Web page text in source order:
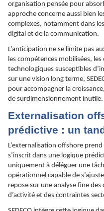
organisation pensée pour
approche concerne aussi bien
complexes, notamment dans
digital et de la communication.
L’anticipation ne se limite pas
les compétences mobilisées,
technologiques susceptibles
sur une vision long terme,
pour accompagner la
de surdimensionnement inutile.
Externalisation
prédictive : un
L’externalisation offshore
s’inscrit dans une logique
uniquement à déléguer une
opérationnel capable de
repose sur une analyse fine
d’activité et des contraintes